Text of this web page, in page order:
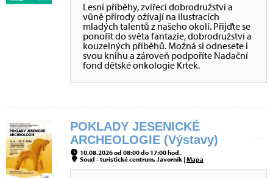
Lesní příběhy, zvířecí dobrodružství a
vůně přírody ožívají na ilustracích
mladých talentů z našeho okolí. Přijďte se
ponořit do světa fantazie, dobrodružství a
kouzelných příběhů. Možná si odnesete i
svou knihu a zároveň podpoříte Nadační
fond dětské onkologie Krtek.
POKLADY JESENICKÉ
ARCHEOLOGIE (Výstavy)
10.08.2026 od 08:00 do 17:00 hod.
Soud - turistické centrum, Javorník |Mapa